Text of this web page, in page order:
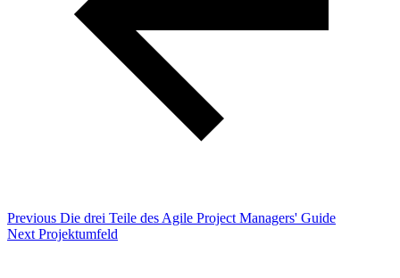
Previous Die drei Teile des Agile Project Managers' Guide
Next Projektumfeld